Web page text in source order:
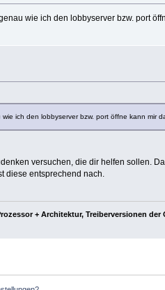
wie ich den lobbyserver bzw. port
ich den lobbyserver bzw. port öffne kann mir
versuchen, die dir helfen sollen.
diese entsprechend nach.
+ Architektur, Treiberversionen